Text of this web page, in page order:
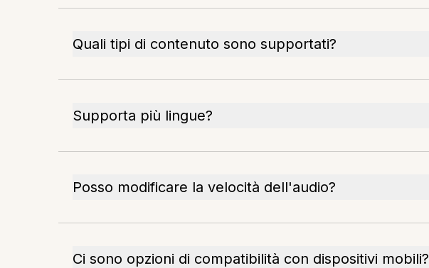
Quali tipi di contenuto sono supportati?
Supporta più lingue?
Posso modificare la velocità dell'audio?
Ci sono opzioni di compatibilità con dispositivi mobili?